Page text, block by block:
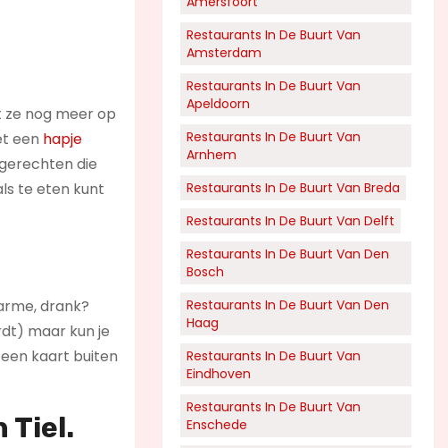
ze nog meer op
een hapje
die
te eten kunt
drank?
maar kun je
kaart buiten
Tiel.
Restaurants In De Buurt Van
Amsterdam
Restaurants In De Buurt Van
Apeldoorn
Restaurants In De Buurt Van
Arnhem
Restaurants In De Buurt Van Breda
Restaurants In De Buurt Van Delft
Restaurants In De Buurt Van Den
Bosch
Restaurants In De Buurt Van Den
Haag
Restaurants In De Buurt Van
Eindhoven
Restaurants In De Buurt Van
Enschede